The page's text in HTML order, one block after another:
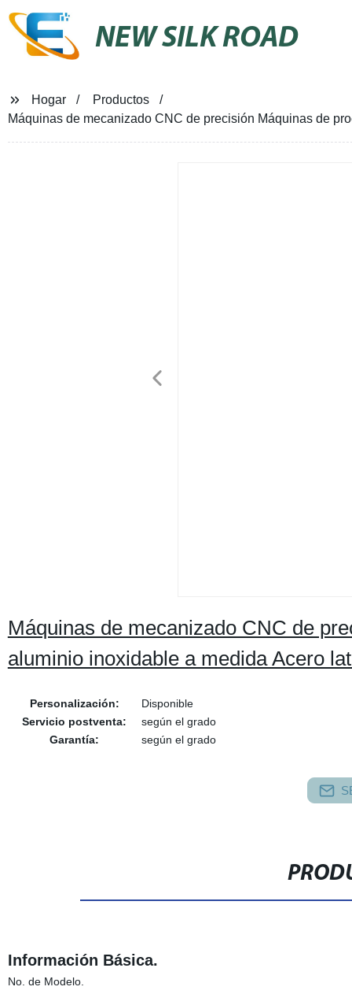
NEW SILK ROAD
Hogar
Productos
Máquinas de mecanizado CNC de precisión Máquinas de
Máquinas de mecanizado CNC de
aluminio inoxidable a medida Acero
Personalización:
Disponible
Servicio postventa:
según el grado
Garantía:
según el grado
Información Básica.
No. de Modelo.